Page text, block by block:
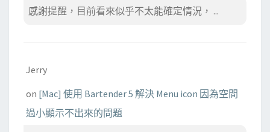
感謝提醒，目前看來似乎不太能確定情況， ...
Jerry
on [Mac] 使用 Bartender 5 解決 Menu icon 因為空間
過小顯示不出來的問題